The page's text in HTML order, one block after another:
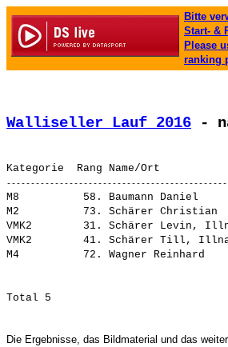
Bitte
Start- &
Please
ranking
Walliseller Lauf 2016 -
M8          58.
M2          73. Schärer
VMK2        31. Schärer
VMK2        41. Schärer
M4          72. Wagner
Die Ergebnisse, das Bildmaterial und das